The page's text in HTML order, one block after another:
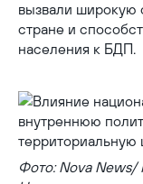
вызвали широкую
стране и
населения к БДП.
Фото: Nova News/